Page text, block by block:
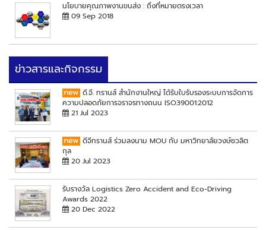
นโยบายคุณภาพงานขนส่ง : ถึงที่หมายตรงเวลา
09 Sep 2018
ข่าวสารและกิจกรรม
ดี.จี. ทรานส์ สำนักงานใหญ่ ได้รับใบรับรองระบบการจัดการ
ความปลอดภัยการจราจรทางถนน ISO39001:2012
21 Jul 2023
ดีจีทรานส์ ร่วมลงนาม MOU กับ มหาวิทยาลัยวงษ์ชวลิต
กุล
20 Jul 2023
รับรางวัล Logistics Zero Accident and Eco-Driving
Awards 2022
20 Dec 2022